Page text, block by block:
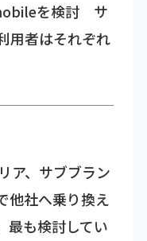
を検討 サ
用者はそれぞれ
ア、サブブラン
他社へ乗り換え
最も検討してい